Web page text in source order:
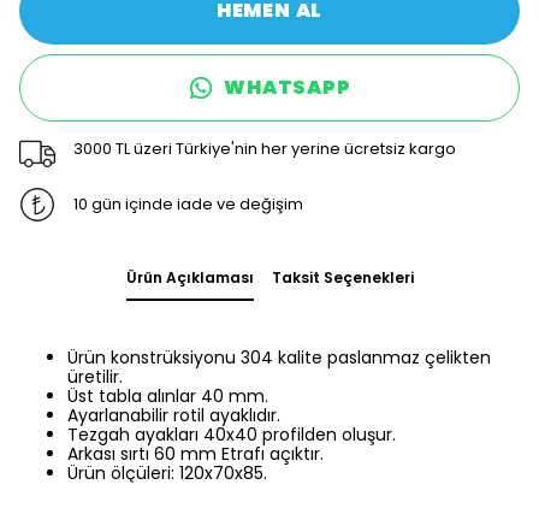
HEMEN AL
WHATSAPP
3000 TL üzeri Türkiye'nin her yerine ücretsiz kargo
10 gün içinde iade ve değişim
Ürün Açıklaması Taksit Seçenekleri
Ürün konstrüksiyonu 304 kalite paslanmaz çelikten
üretilir.
Üst tabla alınlar 40 mm.
Ayarlanabilir rotil ayaklıdır.
Tezgah ayakları 40x40 profilden oluşur.
Arkası sırtı 60 mm Etrafı açıktır.
Ürün ölçüleri: 120x70x85.